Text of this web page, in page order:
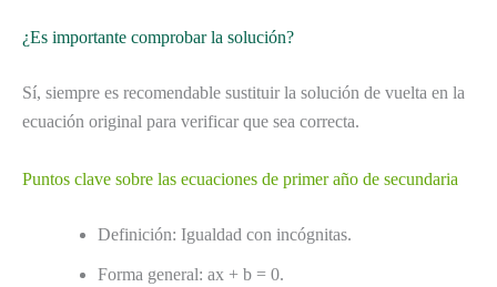
¿Es importante comprobar la solución?
Sí, siempre es recomendable sustituir la solución de vuelta en la
ecuación original para verificar que sea correcta.
Puntos clave sobre las ecuaciones de primer año de secundaria
Definición: Igualdad con incógnitas.
Forma general: ax + b = 0.